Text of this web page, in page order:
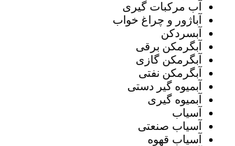
آب مرکبات گیری
آباژور و چراغ خواب
آبسردکن
آبگرمکن برقی
آبگرمکن گازی
آبگرمکن نفتی
آبمیوه گیر دستی
آبمیوه گیری
آسیاب
آسیاب صنعتی
آسیاب قهوه